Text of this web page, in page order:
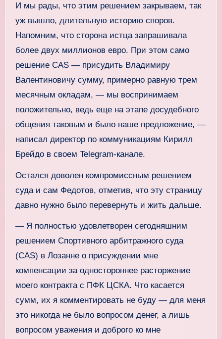
И мы рады, что этим решением закрываем, так
уж вышло, длительную историю споров.
Напомним, что сторона истца запрашивала
более двух миллионов евро. При этом само
решение CAS — присудить Владимиру
Валентиновичу сумму, примерно равную трем
месячным окладам, — мы воспринимаем
положительно, ведь еще на этапе досудебного
общения таковым и было наше предложение, —
написал директор по коммуникациям Кирилл
Брейдо в своем Telegram‑канале.
Остался доволен компромиссным решением
суда и сам Федотов, отметив, что эту страницу
давно нужно было перевернуть и жить дальше.
— Я полностью удовлетворен сегодняшним
решением Спортивного арбитражного суда
(CAS) в Лозанне о присуждении мне
компенсации за одностороннее расторжение
моего контракта с ПФК ЦСКА. Что касается
сумм, их я комментировать не буду — для меня
это никогда не было вопросом денег, а лишь
вопросом уважения и доброго ко мне